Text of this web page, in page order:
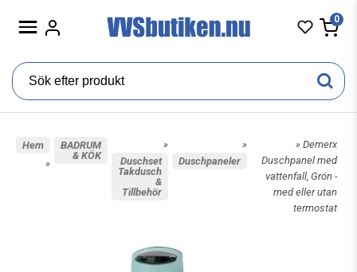
0
Hem
»
BADRUM
& KÖK
»
Duschset
Takdusch
&
Tillbehör
»
Duschpaneler
» Demerx
Duschpanel med
vattenfall, Grön -
med eller utan
termostat